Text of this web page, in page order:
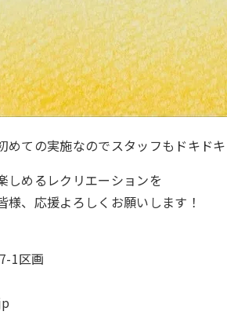
ての実施なのでスタッフもドキドキ
しめるレクリエーションを
、応援よろしくお願いします！
1区画